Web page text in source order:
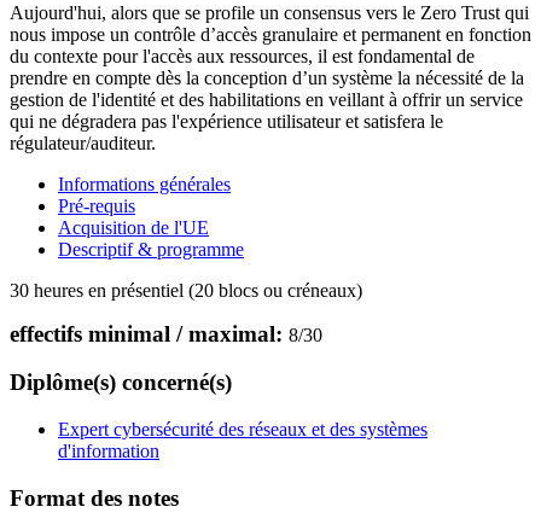
Aujourd'hui, alors que se profile un consensus vers le Zero Trust qui
nous impose un contrôle d’accès granulaire et permanent en fonction
du contexte pour l'accès aux ressources, il est fondamental de
prendre en compte dès la conception d’un système la nécessité de la
gestion de l'identité et des habilitations en veillant à offrir un service
qui ne dégradera pas l'expérience utilisateur et satisfera le
régulateur/auditeur.
Informations générales
Pré-requis
Acquisition de l'UE
Descriptif & programme
30 heures en présentiel (20 blocs ou créneaux)
effectifs minimal / maximal: 8/30
Diplôme(s) concerné(s)
Expert cybersécurité des réseaux et des systèmes
d'information
Format des notes